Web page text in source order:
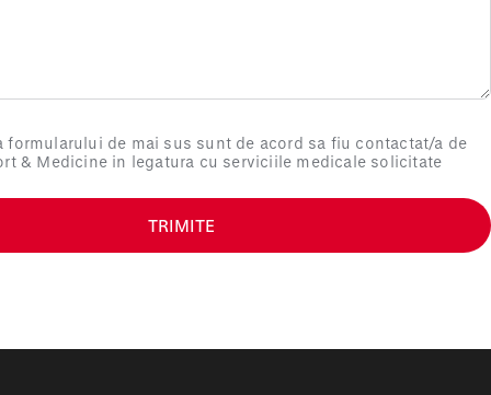
formularului de mai sus sunt de acord sa fiu contactat/a de
& Medicine in legatura cu serviciile medicale solicitate
TRIMITE